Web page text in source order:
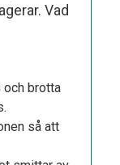
Vad
och brotta
så att